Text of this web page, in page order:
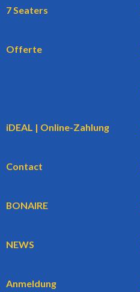
7 Seaters
Offerte
iDEAL | Online-Zahlung
Contact
BONAIRE
NEWS
Anmeldung